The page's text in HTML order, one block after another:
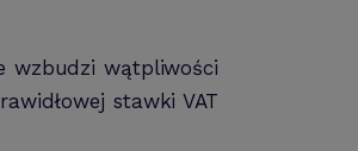
wzbudzi wątpliwości
stawki VAT